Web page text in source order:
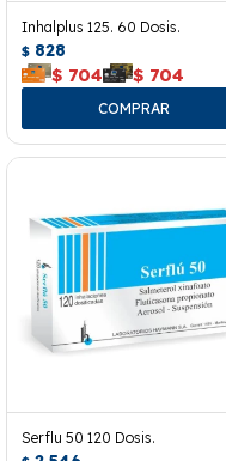
Inhalplus 125. 60 Dosis.
$ 828
$ 704 $ 704
Serflu 50 120 Dosis.